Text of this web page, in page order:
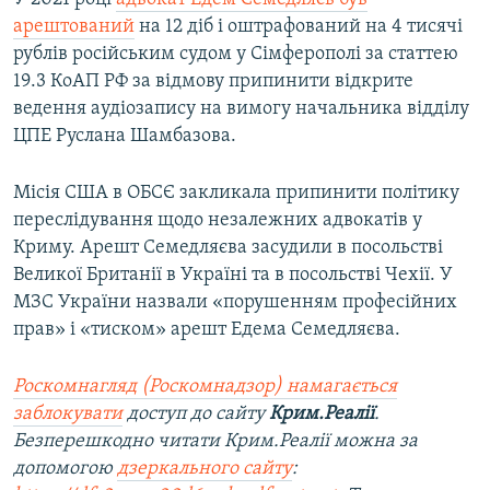
арештований на 12 діб і оштрафований на 4 тисячі
рублів російським судом у Сімферополі за статтею
19.3 КоАП РФ за відмову припинити відкрите
ведення аудіозапису на вимогу начальника відділу
ЦПЕ Руслана Шамбазова.
Місія США в ОБСЄ закликала припинити політику
переслідування щодо незалежних адвокатів у
Криму. Арешт Семедляєва засудили в посольстві
Великої Британії в Україні та в посольстві Чехії. У
МЗС України назвали «порушенням професійних
прав» і «тиском» арешт Едема Семедляєва.
Роскомнагляд (Роскомнадзор) намагається
заблокуватидоступ до сайтуКрим.Реалії.
Безперешкодно читати Крим.Реалії можна за
допомогою дзеркального сайту: